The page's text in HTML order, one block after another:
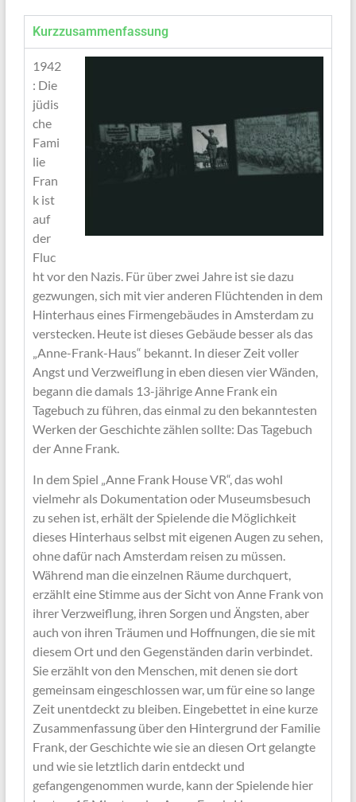
Kurzzusammenfassung
1942
: Die
jüdis
che
Fami
lie
Fran
k ist
auf
der
Fluc
ht vor den Nazis. Für über zwei Jahre ist sie dazu
gezwungen, sich mit vier anderen Flüchtenden in dem
Hinterhaus eines Firmengebäudes in Amsterdam zu
verstecken. Heute ist dieses Gebäude besser als das
„Anne-Frank-Haus“ bekannt. In dieser Zeit voller
Angst und Verzweiflung in eben diesen vier Wänden,
begann die damals 13-jährige Anne Frank ein
Tagebuch zu führen, das einmal zu den bekanntesten
Werken der Geschichte zählen sollte: Das Tagebuch
der Anne Frank.
In dem Spiel „Anne Frank House VR“, das wohl
vielmehr als Dokumentation oder Museumsbesuch
zu sehen ist, erhält der Spielende die Möglichkeit
dieses Hinterhaus selbst mit eigenen Augen zu sehen,
ohne dafür nach Amsterdam reisen zu müssen.
Während man die einzelnen Räume durchquert,
erzählt eine Stimme aus der Sicht von Anne Frank von
ihrer Verzweiflung, ihren Sorgen und Ängsten, aber
auch von ihren Träumen und Hoffnungen, die sie mit
diesem Ort und den Gegenständen darin verbindet.
Sie erzählt von den Menschen, mit denen sie dort
gemeinsam eingeschlossen war, um für eine so lange
Zeit unentdeckt zu bleiben. Eingebettet in eine kurze
Zusammenfassung über den Hintergrund der Familie
Frank, der Geschichte wie sie an diesen Ort gelangte
und wie sie letztlich darin entdeckt und
gefangengenommen wurde, kann der Spielende hier